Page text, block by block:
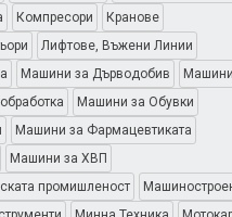
Компресори
Кранове
Лифтове, Въжени Линии
Машини за Дърводобив
Машини за Обувки
Машини за Фармацевтиката
Машини за ХВП
промишленост